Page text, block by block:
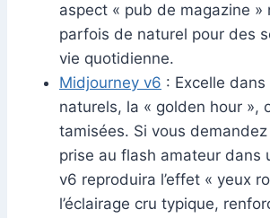
aspect « pub de magazine »
parfois de naturel pour des
vie quotidienne.
Midjourney v6 : Excelle
naturels, la « golden hour »,
tamisées. Si vous
prise au flash amateur dans
v6 reproduira l’effet « yeux
l’éclairage cru typique,